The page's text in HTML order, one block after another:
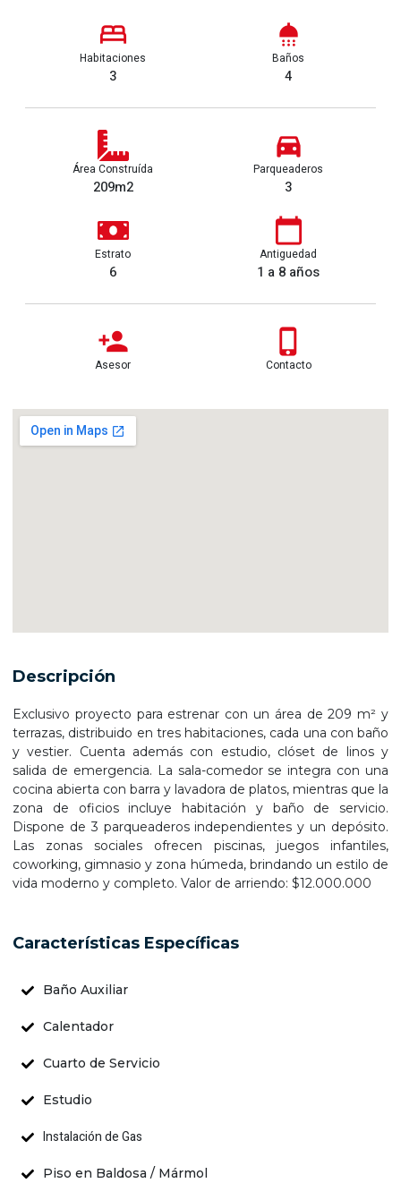
Habitaciones
3
Baños
4
Área Construída
209m2
Parqueaderos
3
Estrato
6
Antiguedad
1 a 8 años
Asesor Contacto
Descripción
Exclusivo proyecto para estrenar con un área de 209 m² y
terrazas, distribuido en tres habitaciones, cada una con baño
y vestier. Cuenta además con estudio, clóset de linos y
salida de emergencia. La sala-comedor se integra con una
cocina abierta con barra y lavadora de platos, mientras que la
zona de oficios incluye habitación y baño de servicio.
Dispone de 3 parqueaderos independientes y un depósito.
Las zonas sociales ofrecen piscinas, juegos infantiles,
coworking, gimnasio y zona húmeda, brindando un estilo de
vida moderno y completo. Valor de arriendo: $12.000.000
Características Específicas
Baño Auxiliar
Calentador
Cuarto de Servicio
Estudio
Instalación de Gas
Piso en Baldosa / Mármol